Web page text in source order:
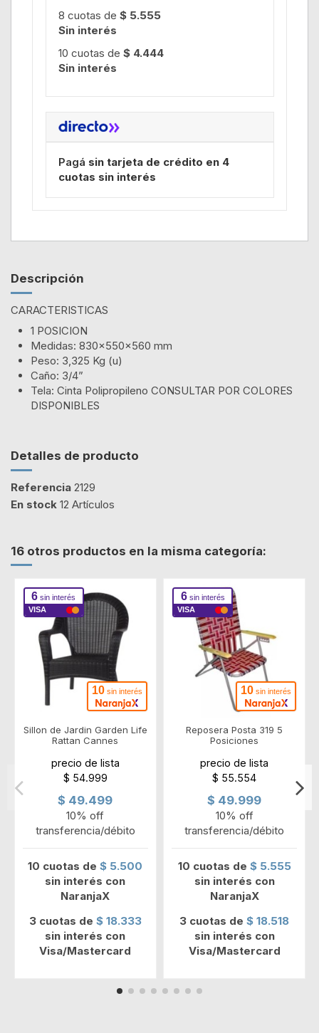
8 cuotas de $ 5.555
Sin interés
10 cuotas de $ 4.444
Sin interés
Pagá sin tarjeta de crédito en 4
cuotas sin interés
Descripción
CARACTERISTICAS
1 POSICION
Medidas: 830x550x560 mm
Peso: 3,325 Kg (u)
Caño: 3/4”
Tela: Cinta Polipropileno CONSULTAR POR COLORES
DISPONIBLES
Detalles de producto
Referencia 2129
En stock 12 Artículos
16 otros productos en la misma categoría:
6 sin interés
VISA
10sin interés
Sillon de Jardin Garden Life
Rattan Cannes
precio de lista
$ 54.999
$ 49.499
10% off
transferencia/débito
10 cuotas de$ 5.500
sin interés con
NaranjaX
3 cuotas de $ 18.333
sin interés con
Visa/Mastercard
6sin interés
VISA
10 sin interés
Reposera Posta 319 5
Posiciones
precio de lista
$ 55.554
$ 49.999
10% off
transferencia/débito
10 cuotas de $ 5.555
sin interés con
NaranjaX
3 cuotas de$ 18.518
sin interés con
Visa/Mastercard